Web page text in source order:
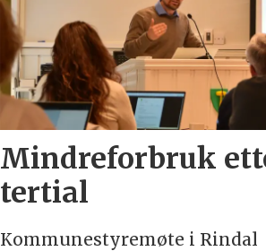
Mindreforbruk
tertial
Kommunestyremøte i Rindal